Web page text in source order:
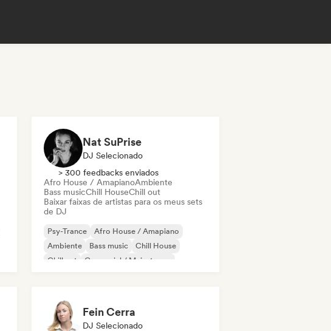
Nat SuPrise
DJ Selecionado
> 300 feedbacks enviados
Afro House / AmapianoAmbiente
Bass musicChill HouseChill out
Baixar faixas de artistas para os meus sets
de DJ
Psy-Trance
Afro House / Amapiano
Ambiente
Bass music
Chill House
Chill out
Comercial / Mainstream
Fein Cerra
DJ Selecionado